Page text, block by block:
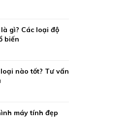
C
gì? Các loại độ
biến
nào tốt? Tư vấn
máy tính đẹp